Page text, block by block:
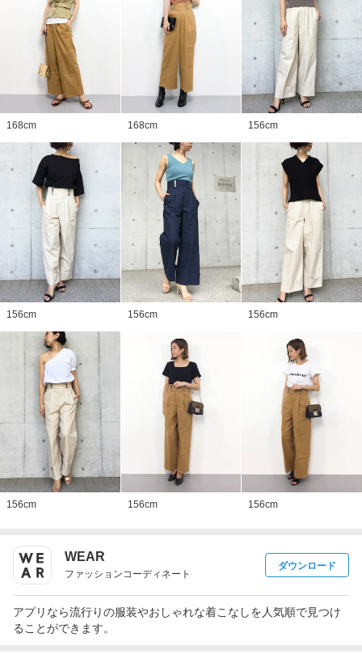
168cm 168cm 156cm
156cm 156cm 156cm
156cm 156cm 156cm
WEAR
ファッションコーディネート
ダウンロード
アプリなら流行りの服装やおしゃれな着こなしを人気順で見つけ
ることができます。